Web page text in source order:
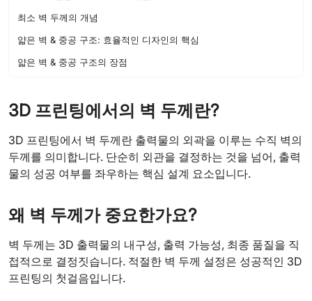
최소 벽 두께의 개념
얇은 벽 & 중공 구조: 효율적인 디자인의 핵심
얇은 벽 & 중공 구조의 장점
3D 프린팅에서의 벽 두께란?
3D 프린팅에서 벽 두께란 출력물의 외곽을 이루는 수직 벽의
두께를 의미합니다. 단순히 외관을 결정하는 것을 넘어, 출력
물의 성공 여부를 좌우하는 핵심 설계 요소입니다.
왜 벽 두께가 중요한가요?
벽 두께는 3D 출력물의 내구성, 출력 가능성, 최종 품질을 직
접적으로 결정짓습니다. 적절한 벽 두께 설정은 성공적인 3D
프린팅의 첫걸음입니다.